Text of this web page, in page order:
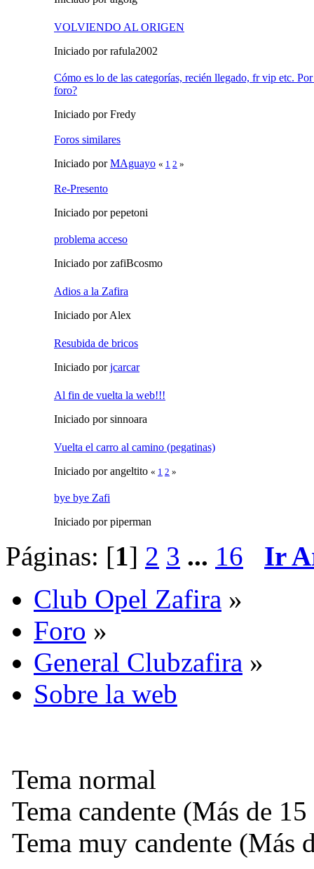
VOLVIENDO AL ORIGEN
Iniciado por rafula2002
Cómo es lo de las categorías, recién llegado, fr vip etc.
foro?
Iniciado por Fredy
Foros similares
Iniciado porMAguayo « 1 2 »
Re-Presento
Iniciado por pepetoni
problema acceso
Iniciado por zafiBcosmo
Adios a la Zafira
Iniciado por Alex
Resubida de bricos
Iniciado porjcarcar
Al fin de vuelta la web!!!
Iniciado por sinnoara
Vuelta el carro al camino (pegatinas)
Iniciado por angeltito « 1 2 »
bye bye Zafi
Iniciado por piperman
Páginas: [1] 2 3 ... 16
Ir
Club Opel Zafira »
Foro »
General Clubzafira »
Sobre la web
Tema normal
Tema candente (Más de 15
Tema muy candente (Más